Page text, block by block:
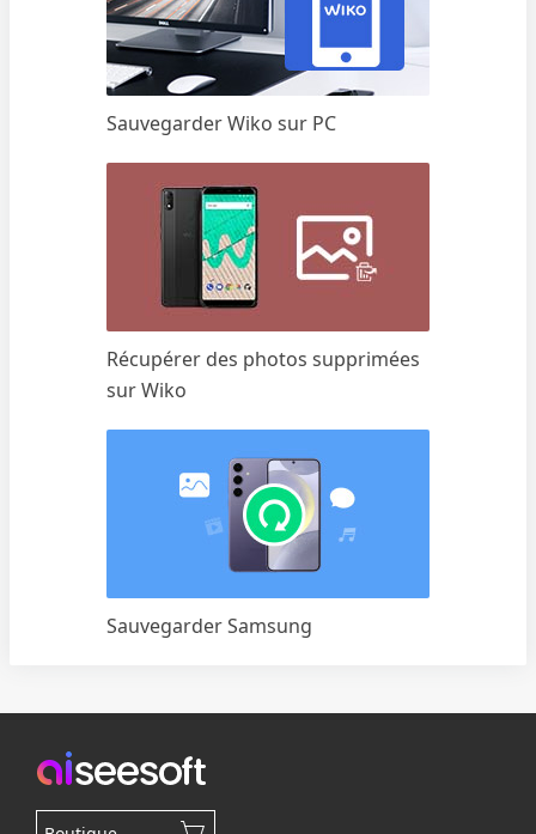
Sauvegarder Wiko sur PC
Récupérer des photos supprimées
sur Wiko
Sauvegarder Samsung